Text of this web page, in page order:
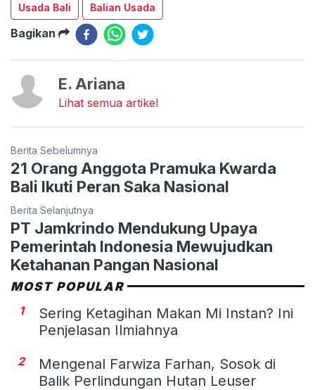
Usada Bali Balian Usada
Bagikan
E. Ariana
Lihat semua artikel
Berita Sebelumnya
21 Orang Anggota Pramuka Kwarda
Bali Ikuti Peran Saka Nasional
Berita Selanjutnya
PT Jamkrindo Mendukung Upaya
Pemerintah Indonesia Mewujudkan
Ketahanan Pangan Nasional
MOST POPULAR
1
Sering Ketagihan Makan Mi Instan? Ini
Penjelasan Ilmiahnya
2
Mengenal Farwiza Farhan, Sosok di
Balik Perlindungan Hutan Leuser